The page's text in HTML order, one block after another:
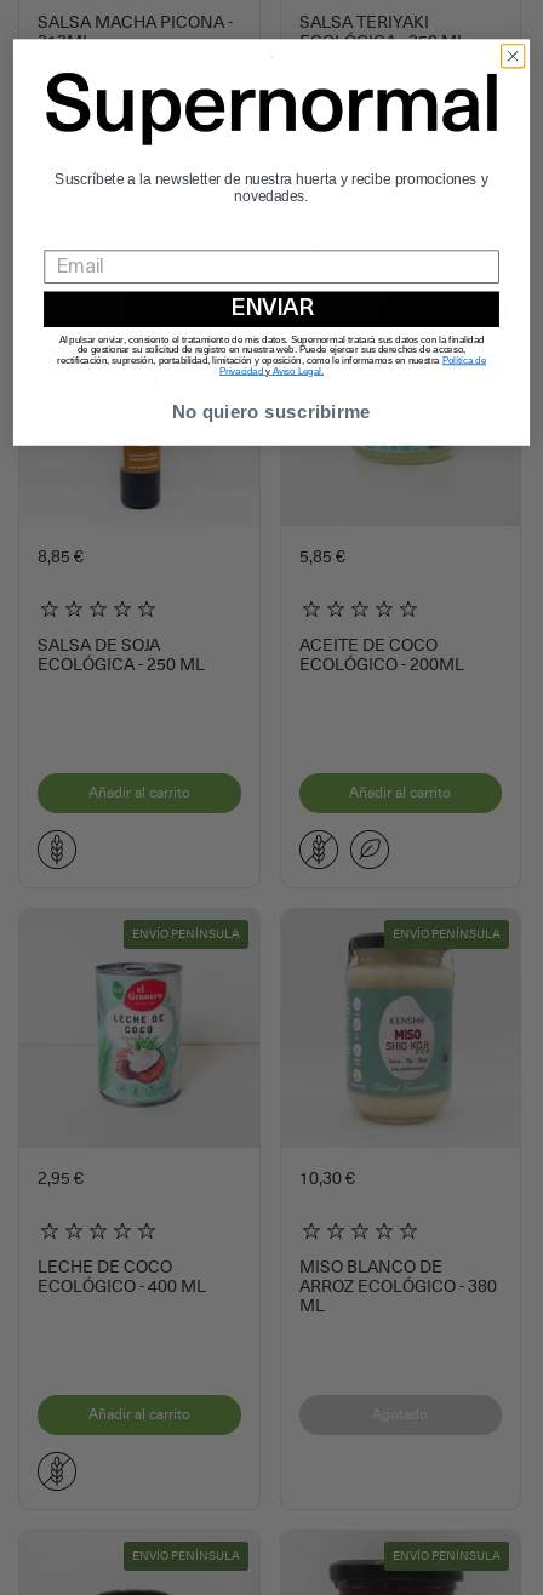
SALSA MACHA PICONA -
212ML
Añadir al carrito
SALSA TERIYAKI
ECOLÓGICA - 250 ML
Añadir al carrito
8,85 €
SALSA DE SOJA
ECOLÓGICA - 250 ML
Añadir al carrito
ENVÍO PENÍNSULA
5,85 €
ACEITE DE COCO
ECOLÓGICO - 200ML
Añadir al carrito
2,95 €
LECHE DE COCO
ECOLÓGICO - 400 ML
Añadir al carrito
ENVÍO PENÍNSULA
10,30 €
MISO BLANCO DE
ARROZ ECOLÓGICO - 380
ML
ENVÍO PENÍNSULA
ENVÍO PENÍNSULA ENVÍO PENÍNSULA
Suscríbete a la newsletter de nuestra huerta y recibe promociones y
novedades.
ENVIAR
Al pulsar enviar, consiento el tratamiento de mis datos. Supernormal tratará sus datos con la finalidad
de gestionar su solicitud de registro en nuestra web. Puede ejercer sus derechos de acceso,
rectificación, supresión, portabilidad, limitación y oposición, como le informamos en nuestra Política de
Privacidady Aviso Legal.
No quiero suscribirme